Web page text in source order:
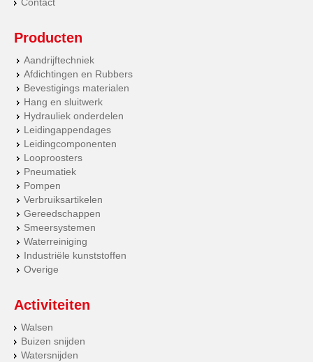
Contact
Producten
Aandrijftechniek
Afdichtingen en Rubbers
Bevestigings materialen
Hang en sluitwerk
Hydrauliek onderdelen
Leidingappendages
Leidingcomponenten
Looproosters
Pneumatiek
Pompen
Verbruiksartikelen
Gereedschappen
Smeersystemen
Waterreiniging
Industriële kunststoffen
Overige
Activiteiten
Walsen
Buizen snijden
Watersnijden